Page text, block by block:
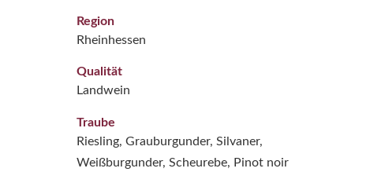
Region
Rheinhessen
Qualität
Landwein
Traube
Riesling, Grauburgunder, Silvaner,
Weißburgunder, Scheurebe, Pinot noir